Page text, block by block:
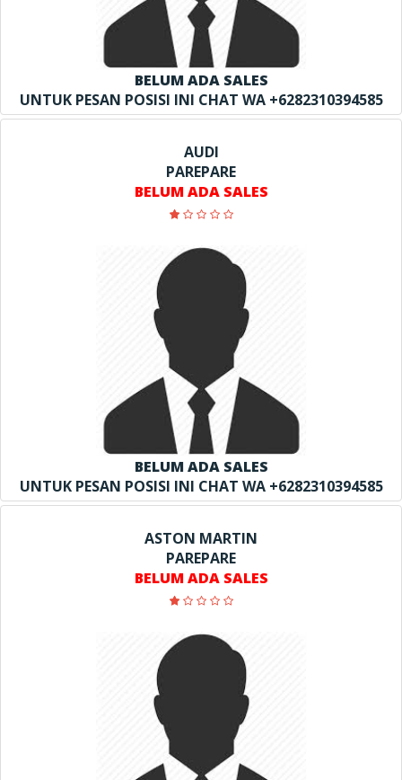
BELUM ADA SALES
UNTUK PESAN POSISI INI CHAT WA +6282310394585
AUDI
PAREPARE
BELUM ADA SALES
BELUM ADA SALES
UNTUK PESAN POSISI INI CHAT WA +6282310394585
ASTON MARTIN
PAREPARE
BELUM ADA SALES